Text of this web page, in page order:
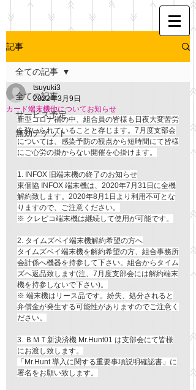
記事
全ての記事
サービス予定
無効チケット
全ての記事
カード端末機他についてお知らせ
tsuyuki3
2022年3月9日
新型コロナ禍の中、組合員の皆様も日夜大変苦労
を強いられていることと存じます。7月度支部会
については、感染予防の観点から短時間にて皆様
にご心労の掛からない開催を心掛けます。
1. INFOX 旧端末機の終了のお知らせ
東個協 INFOX 端末機は、2020年7月31日に全機
解約致します。2020年8月1日より利用不可とな
りますので、ご注意ください。
※ クレピコ端末機は継続して使用が可能です。
2. タイムズペイ端末機解約希望の方へ
タイムズペイ端末機を解約希望の方、組合事務所
会計係へ機器を持参して下さい。組合からタイム
ズへ返品致します(注、7月度支部会には解約端末
機を持参しないで下さい)。
※ 端末機はリース品です。紛失、処分されると
弁償金が発生する可能性がありますのでご注意く
ださい。
3. ＢＭＴ新決済機 Mr.Hunt01 は支部会にて皆様
にお渡し致します。
「Mr.Hunt 導入に関する重要事項説明確認書」に
署名をお願い致します。